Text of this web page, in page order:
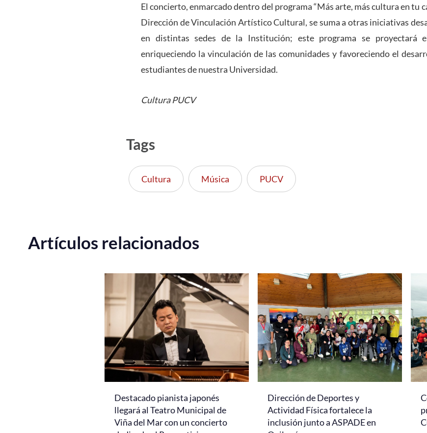
El concierto, enmarcado dentro del programa “Más arte, más cultura en tu
Dirección de Vinculación Artístico Cultural, se suma a otras iniciativas
en distintas sedes de la Institución; este programa se proyectará
enriqueciendo la vinculación de las comunidades y favoreciendo el
estudiantes de nuestra Universidad.
Cultura PUCV
Tags
Cultura Música PUCV
Artículos relacionados
Destacado pianista japonés
llegará al Teatro Municipal de
Viña del Mar con un concierto
Dirección de Deportes y
Actividad Física fortalece la
inclusión junto a ASPADE en